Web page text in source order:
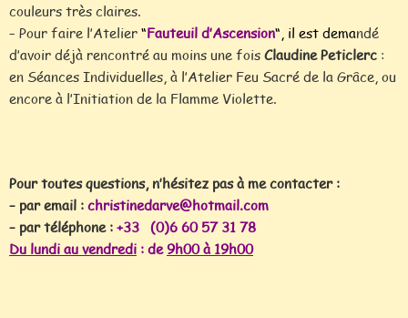
couleurs très claires.
– Pour faire l’Atelier“Fauteuil d’Ascension“ , il est demandé
d’avoir déjà rencontré au moins une foisClaudine Peticlerc :
en Séances Individuelles, à l’Atelier Feu Sacré de la Grâce, ou
encore à l’Initiation de la Flamme Violette.
Pour toutes questions, n’hésitez pas à me contacter :
– par email :christinedarve@hotmail.com
– par téléphone :+33 (0)6 60 57 31 78
Du lundi au vendredi :de9h00à 19h00